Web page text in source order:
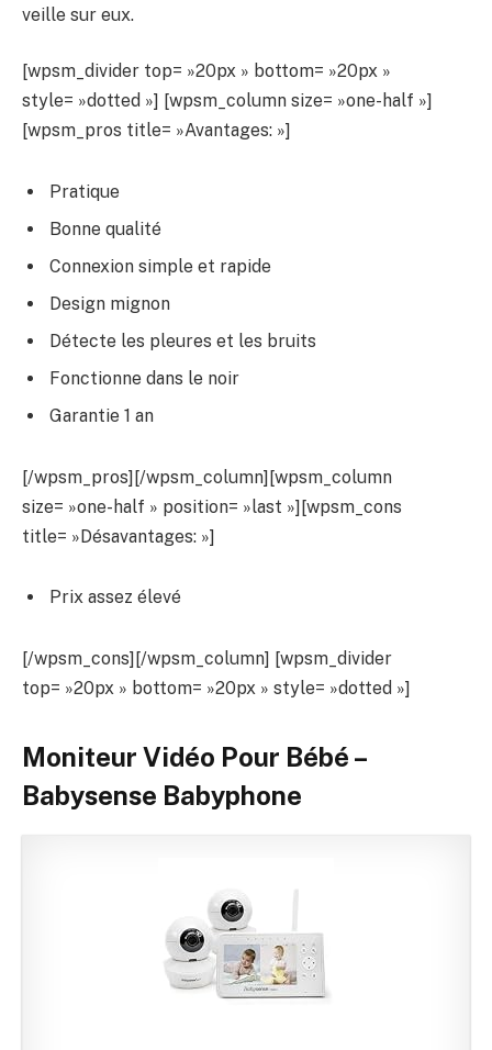
veille sur eux.
[wpsm_divider top= »20px » bottom= »20px »
style= »dotted »] [wpsm_column size= »one-half »]
[wpsm_pros title= »Avantages: »]
Pratique
Bonne qualité
Connexion simple et rapide
Design mignon
Détecte les pleures et les bruits
Fonctionne dans le noir
Garantie 1 an
[/wpsm_pros][/wpsm_column][wpsm_column
size= »one-half » position= »last »][wpsm_cons
title= »Désavantages: »]
Prix assez élevé
[/wpsm_cons][/wpsm_column] [wpsm_divider
top= »20px » bottom= »20px » style= »dotted »]
Moniteur Vidéo Pour Bébé –
Babysense Babyphone